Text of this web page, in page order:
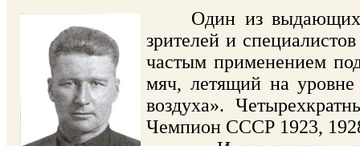
Один из выдающихся
зрителей и
частым применением
мяч, летящий на
воздуха».
Чемпион СССР 1923,